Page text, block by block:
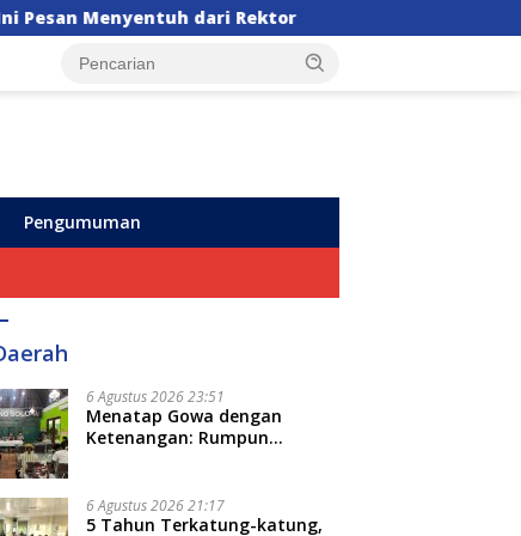
Rektor Pegadaian Kanwil VI Sulselbarra
Pengumuman
6 Agustus 2026 23:51
Menatap Gowa dengan
Ketenangan: Rumpun
Sepihak, Tekankan Jalur
Musyawarah, Ingatkan Soal
6 Agustus 2026 21:17
5 Tahun Terkatung-katung,